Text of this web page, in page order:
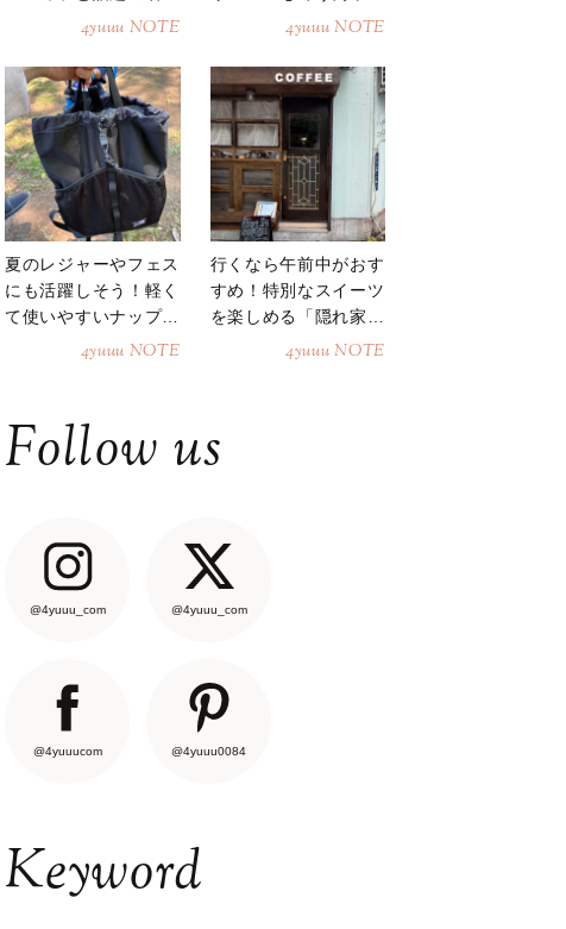
4yuuu NOTE 4yuuu NOTE
夏のレジャーやフェス
にも活躍しそう！軽く
て使いやすいナップサ
4yuuu NOTE
行くなら午前中がおす
すめ！特別なスイーツ
を楽しめる「隠れ家カ
4yuuu NOTE
Follow us
@4yuuu_com @4yuuu_com
@4yuuucom @4yuuu0084
Keyword